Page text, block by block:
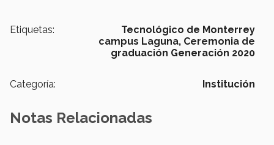
Etiquetas:
Tecnológico de Monterrey
campus Laguna, Ceremonia de
graduación Generación 2020
Categoría: Institución
Notas Relacionadas